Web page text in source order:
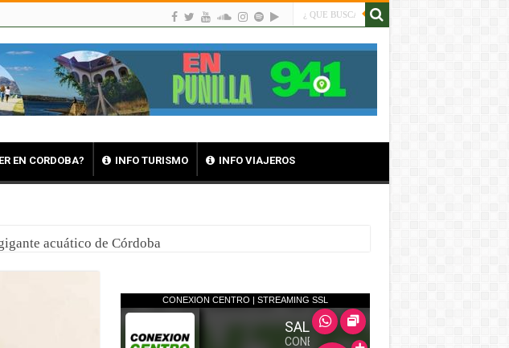
EN CORDOBA? INFO TURISMO INFO VIAJEROS
y volver transformados